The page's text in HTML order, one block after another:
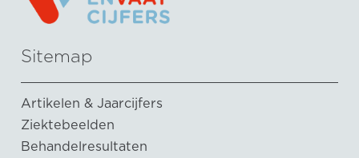
Sitemap
Artikelen & Jaarcijfers
Ziektebeelden
Behandelresultaten